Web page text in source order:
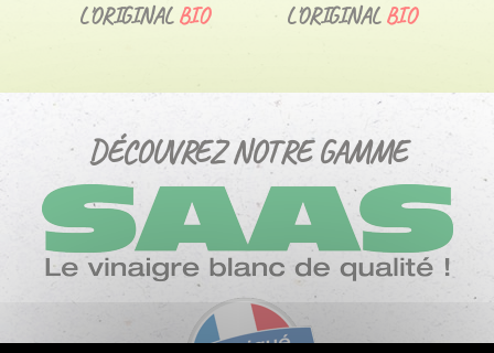
L'ORIGINAL BIO L'ORIGINAL BIO
DÉCOUVREZ NOTRE GAMME